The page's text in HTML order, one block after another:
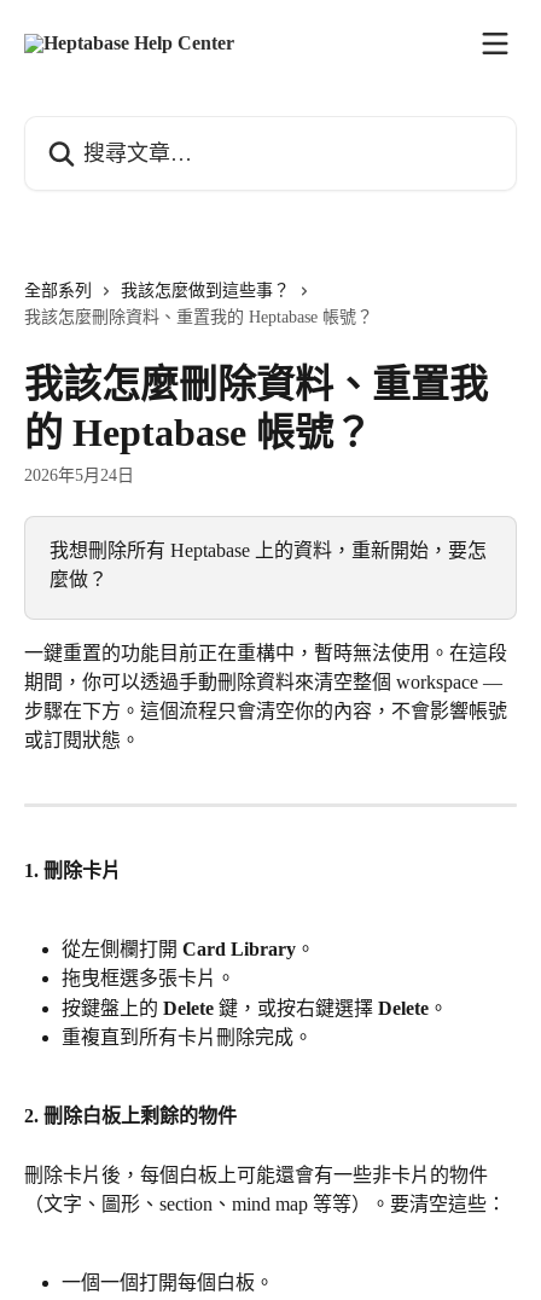
全部系列
我該怎麼做到這些事？
我該怎麼刪除資料、重置我的 Heptabase 帳號？
我該怎麼刪除資料、重置我
的 Heptabase 帳號？
2026年5月24日
我想刪除所有 Heptabase 上的資料，重新開始，要怎
麼做？
一鍵重置的功能目前正在重構中，暫時無法使用。在這段
期間，你可以透過手動刪除資料來清空整個 workspace —
步驟在下方。這個流程只會清空你的內容，不會影響帳號
或訂閱狀態。
1. 刪除卡片
從左側欄打開 Card Library 。
拖曳框選多張卡片。
按鍵盤上的 Delete 鍵，或按右鍵選擇 Delete 。
重複直到所有卡片刪除完成。
2. 刪除白板上剩餘的物件
刪除卡片後，每個白板上可能還會有一些非卡片的物件
（文字、圖形、section、mind map 等等）。要清空這些：
一個一個打開每個白板。